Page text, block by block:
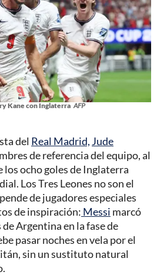
Kane con Inglaterra AFP
del Real Madrid, Jude
de referencia del equipo, al
los ocho goles de Inglaterra
Los Tres Leones no son el
de jugadores especiales
de inspiración: Messi marcó
Argentina en la fase de
pasar noches en vela por el
sin un sustituto natural